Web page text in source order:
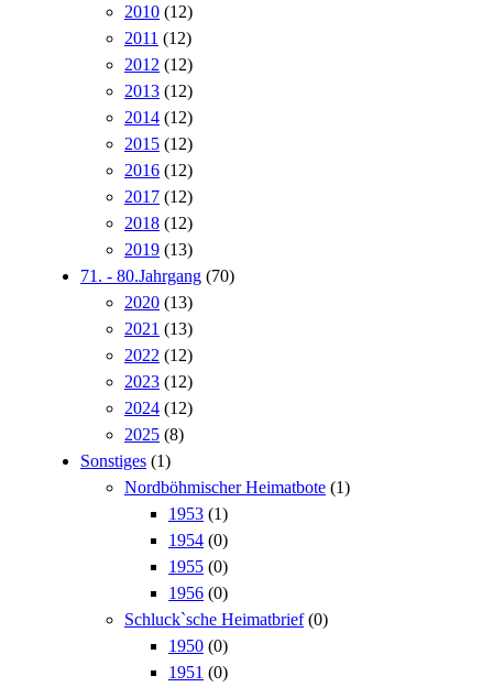
2010 (12)
2011 (12)
2012 (12)
2013 (12)
2014 (12)
2015 (12)
2016 (12)
2017 (12)
2018 (12)
2019 (13)
71. - 80.Jahrgang (70)
2020 (13)
2021 (13)
2022 (12)
2023 (12)
2024 (12)
2025 (8)
Sonstiges (1)
Nordböhmischer Heimatbote (1)
1953 (1)
1954 (0)
1955 (0)
1956 (0)
Schluck`sche Heimatbrief (0)
1950 (0)
1951 (0)